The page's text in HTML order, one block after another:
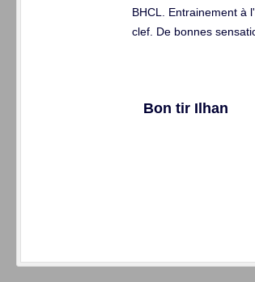
BHCL. Entrainement à
clef. De bonnes
Bon tir Ilhan